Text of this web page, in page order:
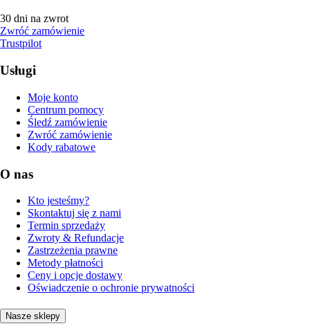
30 dni na zwrot
Zwróć zamówienie
Trustpilot
Usługi
Moje konto
Centrum pomocy
Śledź zamówienie
Zwróć zamówienie
Kody rabatowe
O nas
Kto jesteśmy?
Skontaktuj się z nami
Termin sprzedaży
Zwroty & Refundacje
Zastrzeżenia prawne
Metody płatności
Ceny i opcje dostawy
Oświadczenie o ochronie prywatności
Nasze sklepy